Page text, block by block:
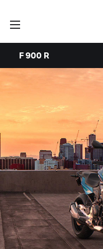
F 900 R